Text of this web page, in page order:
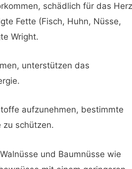
schädlich für das
Fette (Fisch, Huhn, Nüsse,
Wright.
unterstützen das
aufzunehmen, bestimmte
zu schützen.
und Baumnüsse wie